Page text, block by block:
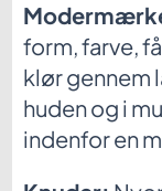
form, farve,
klør gennem
huden og i
indenfor en